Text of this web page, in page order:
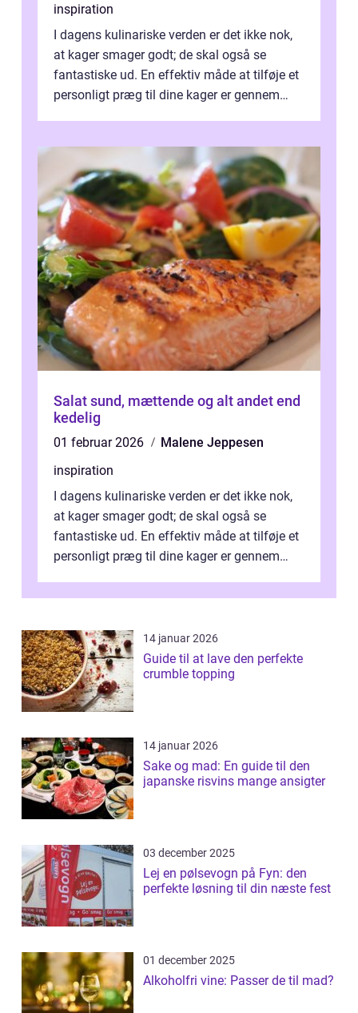
inspiration
I dagens kulinariske verden er det ikke nok,
at kager smager godt; de skal også se
fantastiske ud. En effektiv måde at tilføje et
personligt præg til dine kager er gennem
Salat sund, mættende og alt andet end
kedelig
01 februar 2026
Malene Jeppesen
inspiration
I dagens kulinariske verden er det ikke nok,
at kager smager godt; de skal også se
fantastiske ud. En effektiv måde at tilføje et
personligt præg til dine kager er gennem
14 januar 2026
Guide til at lave den perfekte
crumble topping
14 januar 2026
Sake og mad: En guide til den
japanske risvins mange ansigter
03 december 2025
Lej en pølsevogn på Fyn: den
perfekte løsning til din næste fest
01 december 2025
Alkoholfri vine: Passer de til mad?